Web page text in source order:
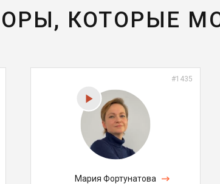
КОТОРЫЕ
#1435
Мария Фортунатова